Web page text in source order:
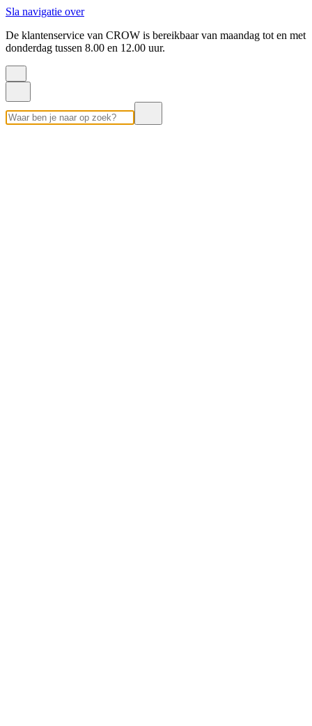
Sla navigatie over
De klantenservice van CROW is bereikbaar van maandag tot en met
donderdag tussen 8.00 en 12.00 uur.